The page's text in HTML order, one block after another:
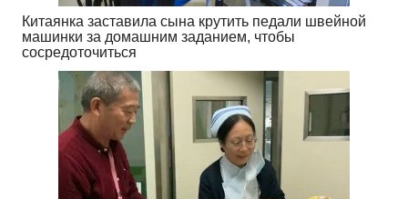
Китаянка заставила сына крутить педали швейной
машинки за домашним заданием, чтобы
сосредоточиться